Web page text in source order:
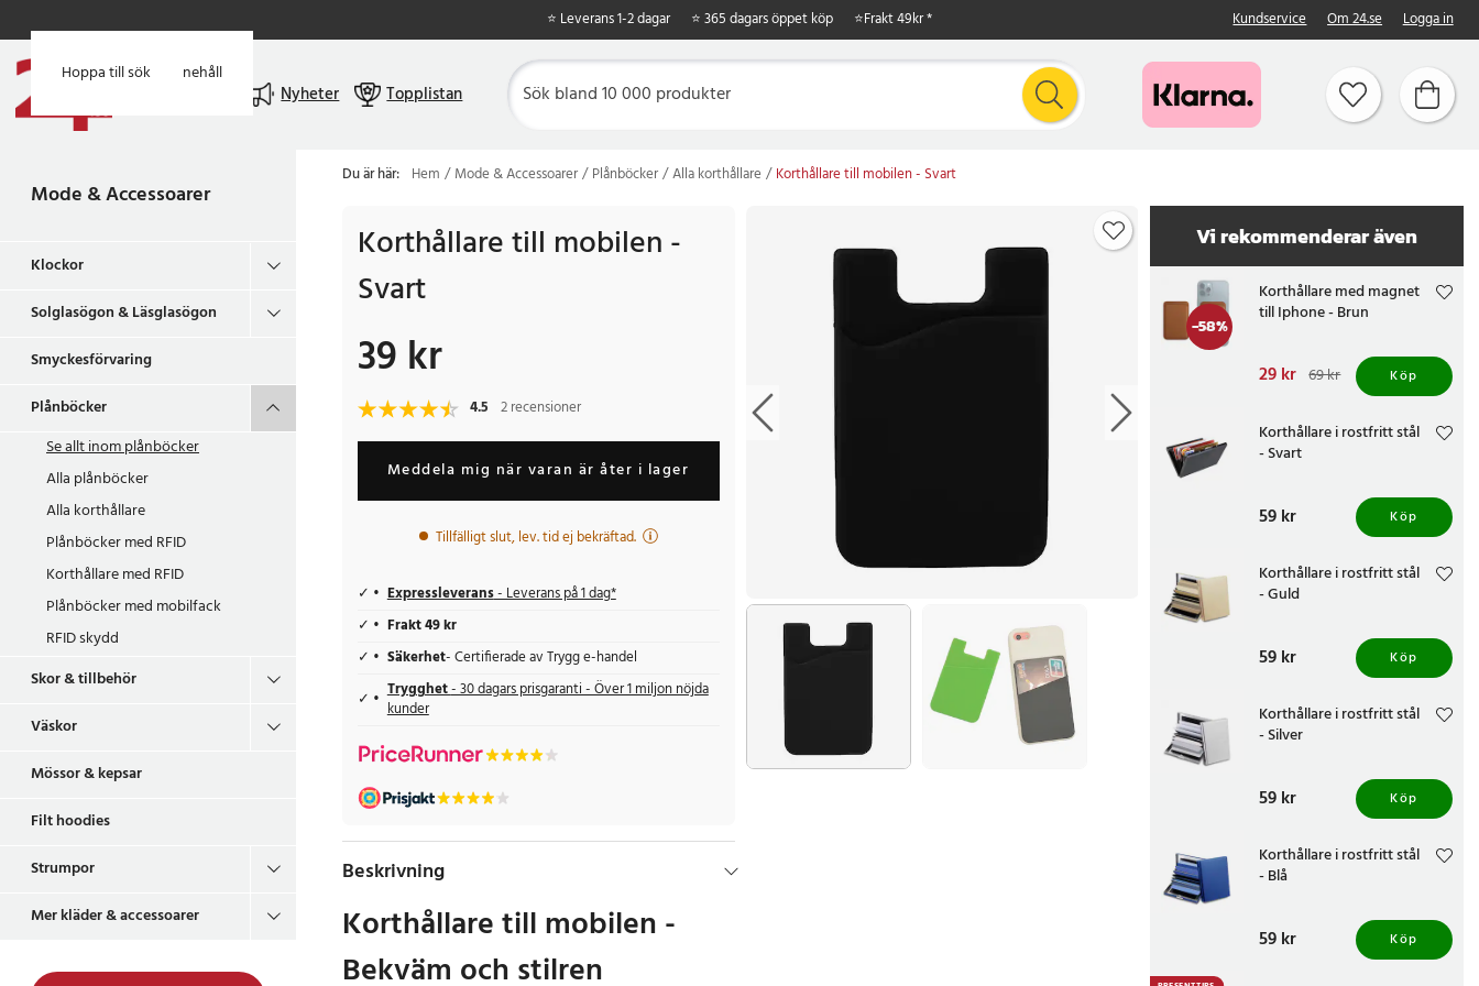
Hoppa till huvudinnehåll
Hoppa till sök
⭐ Leverans 1-2 dagar ⭐ 365 dagars öppet köp ⭐Frakt 49kr * Kundservice Om 24.se Logga in
Nyheter Topplistan
Mode & Accessoarer
Klockor
Solglasögon & Läsglasögon
Smyckesförvaring
Plånböcker
Se allt inomplånböcker
Alla plånböcker
Alla korthållare
Plånböcker med RFID
Korthållare med RFID
Plånböcker med mobilfack
RFID skydd
Skor & tillbehör
Väskor
Mössor & kepsar
Filt hoodies
Strumpor
Mer kläder & accessoarer
Du är här: Hem Mode & Accessoarer Plånböcker Alla korthållare Korthållare till mobilen - Svart
Korthållare till mobilen -
Svart
Pris:39 kr
39 kr
4.5 2 recensioner
Meddela mig när varan är åter i lager
Tillfälligt slut, lev. tid ej bekräftad.
Expressleverans- Leverans på 1 dag*
Frakt 49 kr
Säkerhet- Certifierade av Trygg e-handel
Trygghet- 30 dagars prisgaranti - Över 1 miljon nöjda
kunder
Beskrivning
Korthållare till mobilen -
Bekväm och stilren
Vi rekommenderar även
-58%
Korthållare med magnet
till Iphone - Brun
Nuvarande pris
Tidigare pris 69 kr
29 kr 69 kr Köp
Korthållare i rostfritt stål
- Svart
Pris:59 kr
59 kr Köp
Korthållare i rostfritt stål
- Guld
Pris:59 kr
59 kr Köp
Korthållare i rostfritt stål
- Silver
Pris:59 kr
59 kr Köp
Korthållare i rostfritt stål
- Blå
Pris:59 kr
59 kr Köp